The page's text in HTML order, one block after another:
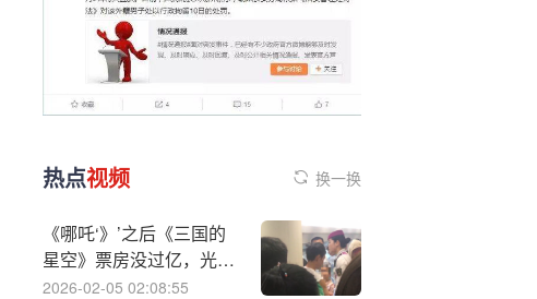
热点视频 换一换
《哪吒‘》’之后《三国的
星空》票房没过亿，光线
传媒两天市值没了66.6亿
2026-02-05 02:08:55